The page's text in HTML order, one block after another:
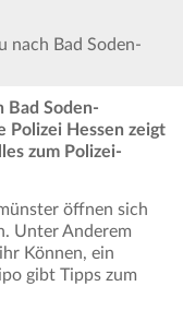
nach Bad Soden-
Bad Soden-
Polizei Hessen zeigt
zum Polizei-
öffnen sich
Unter Anderem
Können, ein
gibt Tipps zum